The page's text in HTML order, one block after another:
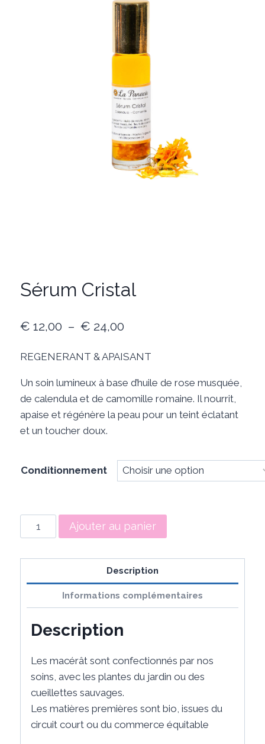
Sérum Cristal
€ 12,00 – € 24,00Plage
€ 12,00
à
REGENERANT & APAISANT
Un soin lumineux à base d’huile de rose musquée,
de calendula et de camomille romaine. Il nourrit,
apaise et régénère la peau pour un teint éclatant
et un toucher doux.
Conditionnement
quantité
de
Ajouter au panier
Description
Informations complémentaires
Description
Les macérât sont confectionnés par nos
soins, avec les plantes du jardin ou des
cueillettes sauvages.
Les matières premières sont bio, issues du
circuit court ou du commerce équitable